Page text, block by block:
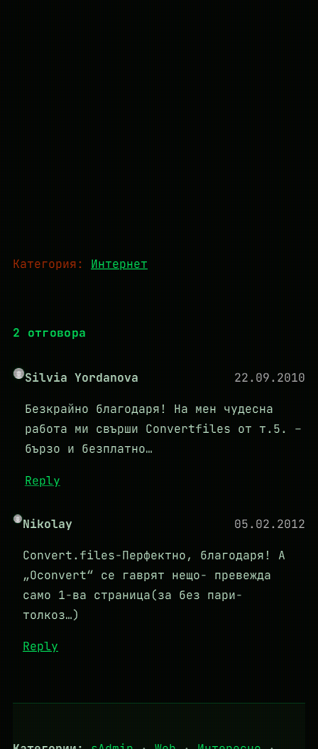
Категория: Интернет
2 отговора
Silvia Yordanova 22.09.2010
Безкрайно благодаря! На мен чудесна
работа ми свърши Convertfiles от т.5. –
бързо и безплатно…
Reply
Nikolay 05.02.2012
Convert.files-Перфектно, благодаря! А
„Оconvert“ се гаврят нещо- превежда
само 1-ва страница(за без пари-
толкоз…)
Reply